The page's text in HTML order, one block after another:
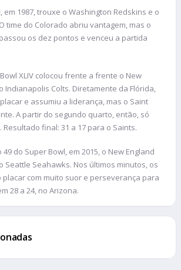
em 1987, trouxe o Washington Redskins e o
time do Colorado abriu vantagem, mas o
os dez pontos e venceu a partida
XLIV colocou frente a frente o New
Indianapolis Colts. Diretamente da Flórida,
e assumiu a liderança, mas o Saint
A partir do segundo quarto, então, só
Resultado final: 31 a 17 para o Saints.
do Super Bowl, em 2015, o New England
Seattle Seahawks. Nos últimos minutos, os
placar com muito suor e perseverança para
28 a 24, no Arizona.